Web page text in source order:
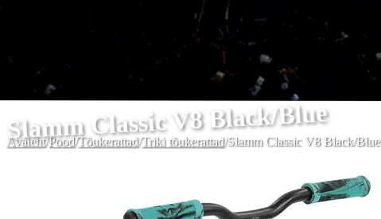
Slamm Classic V8 Black/Blue
Avaleht/Pood/Tõukerattad/Triki tõukerattad/Slamm Classic V8 Black/Blue